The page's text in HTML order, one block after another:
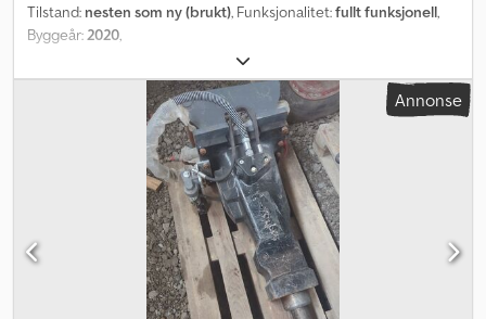
Tilstand: nesten som ny (brukt), Funksjonalitet:fullt funksjonell,
Byggeår:2020,
Annonse